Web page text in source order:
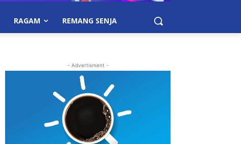
RAGAM REMANG SENJA
- Advertisment -